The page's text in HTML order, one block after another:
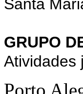
Santa
GRUPO
Atividades
Porto